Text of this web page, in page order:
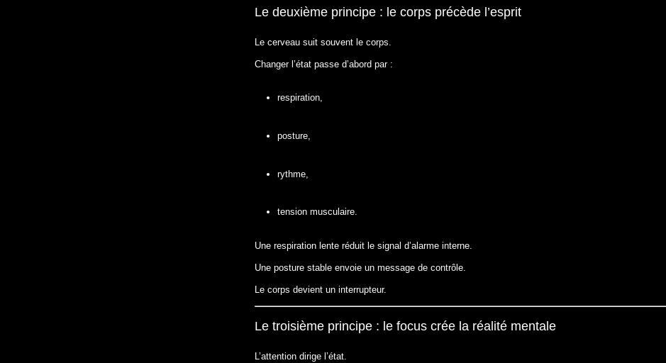
Le deuxième principe : le corps précède l’esprit
Le cerveau suit souvent le corps.
Changer l’état passe d’abord par :
respiration,
posture,
rythme,
tension musculaire.
Une respiration lente réduit le signal d’alarme interne.
Une posture stable envoie un message de contrôle.
Le corps devient un interrupteur.
Le troisième principe : le focus crée la réalité mentale
L’attention dirige l’état.